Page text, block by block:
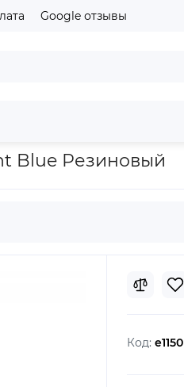
Google отзывы
Blue Резиновый
Код: e1150